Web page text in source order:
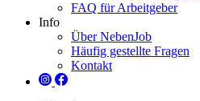
FAQ für Arbeitgeber
Info
Über NebenJob
Häufig gestellte Fragen
Kontakt